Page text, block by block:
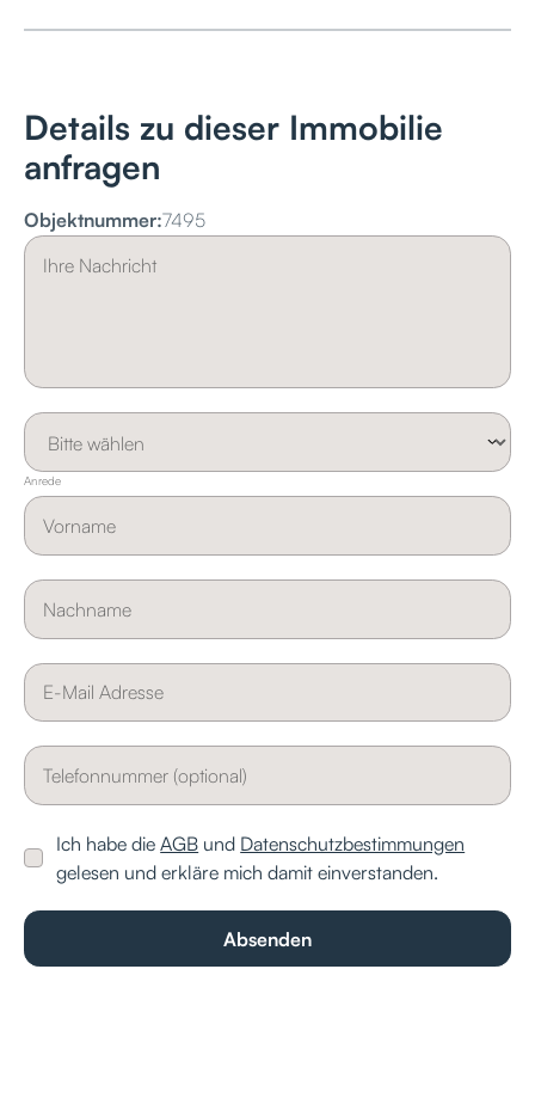
Details zu dieser Immobilie
anfragen
Objektnummer:7495
Anrede
Ich habe dieAGB und Datenschutzbestimmungen
gelesen und erkläre mich damit einverstanden.